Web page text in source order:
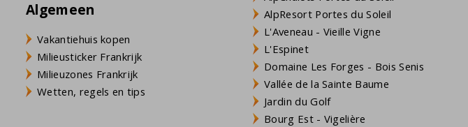
Algemeen
Vakantiehuis kopen
Milieusticker Frankrijk
Milieuzones Frankrijk
Wetten, regels en tips
AlpResort Portes du Soleil
L'Aveneau - Vieille Vigne
L'Espinet
Domaine Les Forges - Bois Senis
Vallée de la Sainte Baume
Jardin du Golf
Bourg Est - Vigelière